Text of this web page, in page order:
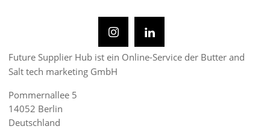
Future Supplier Hub ist ein Online-Service der Butter and
Salt tech marketing GmbH
14052 Berlin
Deutschland